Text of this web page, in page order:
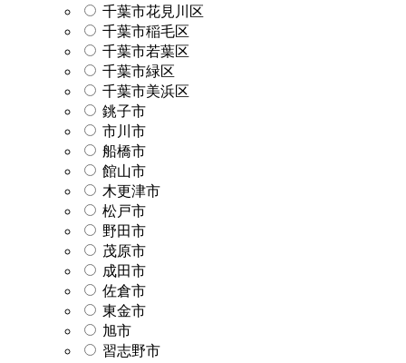
千葉市花見川区
千葉市稲毛区
千葉市若葉区
千葉市緑区
千葉市美浜区
銚子市
市川市
船橋市
館山市
木更津市
松戸市
野田市
茂原市
成田市
佐倉市
東金市
旭市
習志野市